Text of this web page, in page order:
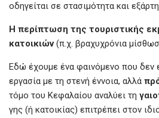
οδηγείται σε στασιμότητα και
Η περίπτωση της τουριστικής
κατοικιών(π.χ. βραχυχρόνια
Εδώ έχουμε ένα φαινόμενο που δεν
εργασία με τη στενή έννοια, αλλά
τόμο του Κεφαλαίου αναλύει τη
γης (ή κατοικίας) επιτρέπει στον